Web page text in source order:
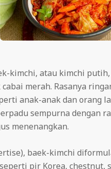
kimchi, atau kimchi
merah. Rasanya
anak-anak dan orang
sempurna dengan
menenangkan.
baek-kimchi
seperti pir Korea,